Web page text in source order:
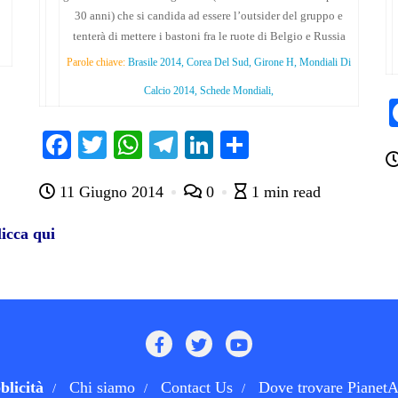
30 anni) che si candida ad essere l’outsider del gruppo e
tenterà di mettere i bastoni fra le ruote di Belgio e Russia
Parole chiave: Brasile 2014, Corea Del Sud, Girone H, Mondiali Di
Calcio 2014, Schede Mondiali,
Fa
bo
T
tte
W
ts
Te
gr
Li
ed di
11 Giugno 2014 0 1 min read
qui
Chi siamo Contact Us Dove trovare